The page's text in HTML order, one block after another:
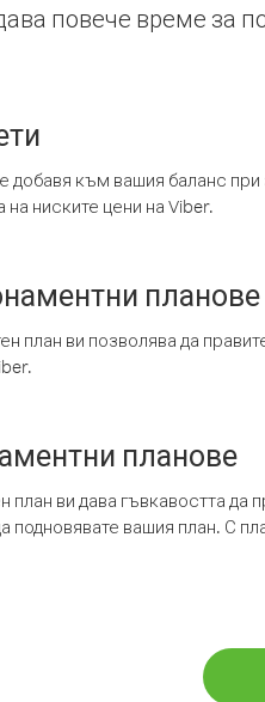
повече време за
добавя към вашия баланс
ниските цени на Viber.
планове
план ви позволява да
планове
план ви дава гъвкавостта
подновявате вашия план. С